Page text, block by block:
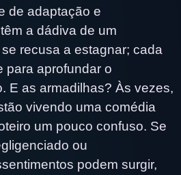
de adaptação e
a dádiva de um
recusa a estagnar; cada
para aprofundar o
E as armadilhas? Às vezes,
vivendo uma comédia
um pouco confuso. Se
ou
podem surgir,